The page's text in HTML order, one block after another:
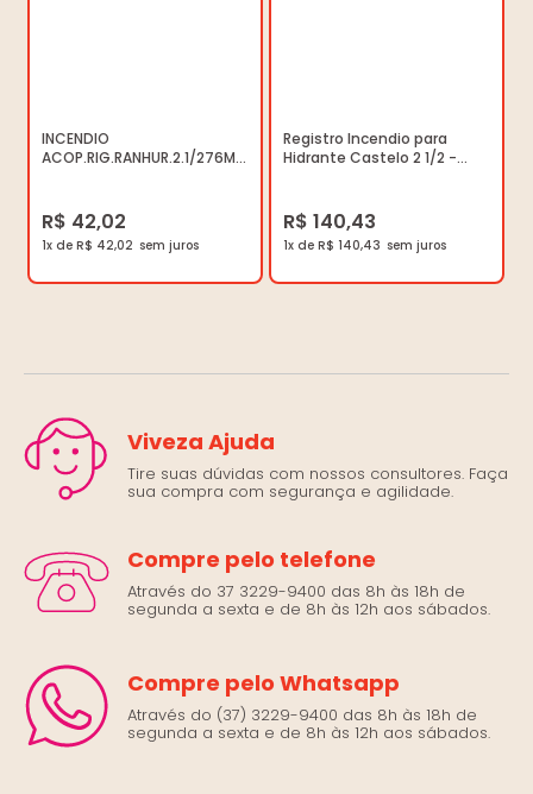
INCENDIO
ACOP.RIG.RANHUR.2.1/276MM
R$ 42,02
1x de R$ 42,02
Registro Incendio para
Hidrante Castelo 2 1/2 -
R$ 140,43
1x de R$ 140,43
Viveza Ajuda
Tire suas dúvidas com nossos consultores. Faça
sua compra com segurança e agilidade.
Compre pelo telefone
Através do 37 3229-9400 das 8h às 18h de
segunda a sexta e de 8h às 12h aos sábados.
Compre pelo Whatsapp
Através do (37) 3229-9400 das 8h às 18h de
segunda a sexta e de 8h às 12h aos sábados.